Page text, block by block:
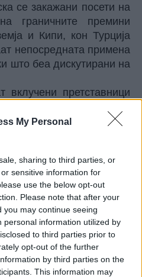
My Personal
sharing to third parties, or
sensitive information for
use the below opt-out
Please note that after your
may continue seeing
personal information utilized by
to third parties prior to
opt-out of the further
by third parties on the
This information may
се закажани посети на
граничните премини
и Кипи, кон Турција
непосредната примена
што беа дискутирани на
вклучени претставници
од перифериите
и Источна Македонија –
општини.
на граѓаните на Грција
вчера од Халкидики
европската
Европската комисија
примена и нагласи дека
поплаки од неговите
и Србија“.